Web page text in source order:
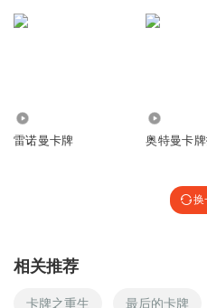
雷诺曼卡牌 奥特曼卡
换
相关推荐
卡牌之重生 最后的卡牌